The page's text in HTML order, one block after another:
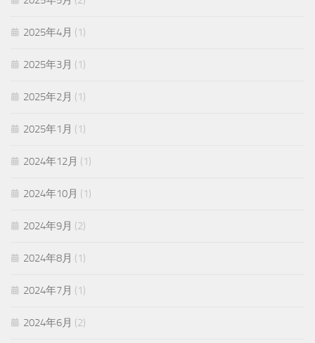
2025年4月 (1)
2025年3月 (1)
2025年2月 (1)
2025年1月 (1)
2024年12月 (1)
2024年10月 (1)
2024年9月 (2)
2024年8月 (1)
2024年7月 (1)
2024年6月 (2)